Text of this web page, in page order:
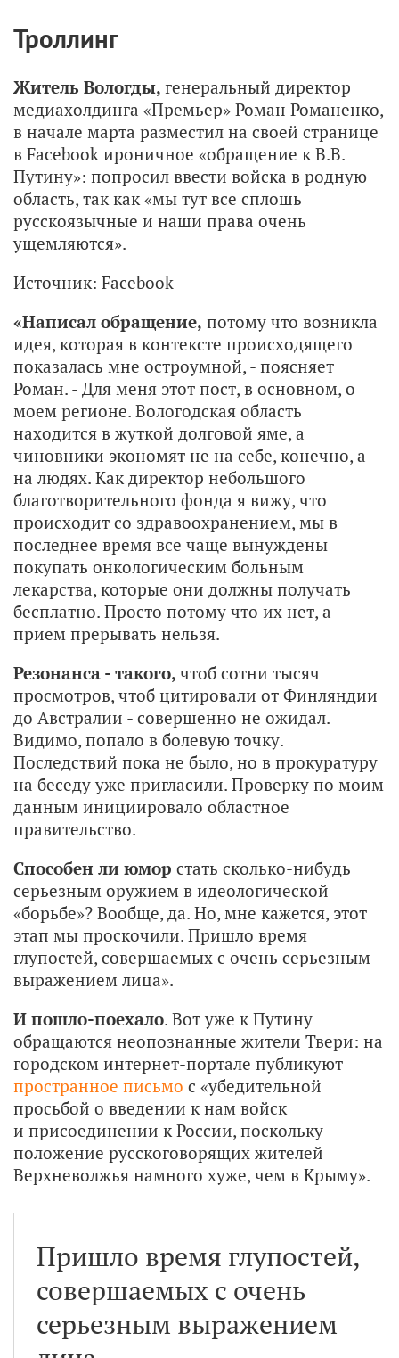
Троллинг
Житель Вологды, генеральный директор
медиахолдинга «Премьер» Роман Романенко,
в начале марта разместил на своей странице
в Facebook ироничное «обращение к В.В.
Путину»: попросил ввести войска в родную
область, так как «мы тут все сплошь
русскоязычные и наши права очень
ущемляются».
Источник: Facebook
«Написал обращение, потому что возникла
идея, которая в контексте происходящего
показалась мне остроумной, - поясняет
Роман. - Для меня этот пост, в основном, о
моем регионе. Вологодская область
находится в жуткой долговой яме, а
чиновники экономят не на себе, конечно, а
на людях. Как директор небольшого
благотворительного фонда я вижу, что
происходит со здравоохранением, мы в
последнее время все чаще вынуждены
покупать онкологическим больным
лекарства, которые они должны получать
бесплатно. Просто потому что их нет, а
прием прерывать нельзя.
Резонанса - такого, чтоб сотни тысяч
просмотров, чтоб цитировали от Финляндии
до Австралии - совершенно не ожидал.
Видимо, попало в болевую точку.
Последствий пока не было, но в прокуратуру
на беседу уже пригласили. Проверку по моим
данным инициировало областное
правительство.
Способен ли юмор стать сколько-нибудь
серьезным оружием в идеологической
«борьбе»? Вообще, да. Но, мне кажется, этот
этап мы проскочили. Пришло время
глупостей, совершаемых с очень серьезным
выражением лица».
И пошло-поехало. Вот уже к Путину
обращаются неопознанные жители Твери: на
городском интернет-портале публикуют
пространное письмо с «убедительной
просьбой о введении к нам войск
и присоединении к России, поскольку
положение русскоговорящих жителей
Верхневолжья намного хуже, чем в Крыму».
Пришло время глупостей,
совершаемых с очень
серьезным выражением